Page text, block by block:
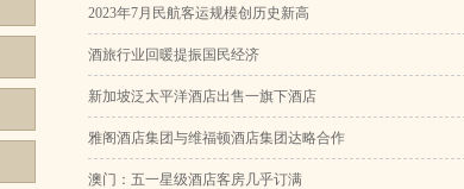
2023年7月民航客运规模创历史新高
酒旅行业回暖提振国民经济
新加坡泛太平洋酒店出售一旗下酒店
雅阁酒店集团与维福顿酒店集团达略合作
澳门：五一星级酒店客房几乎订满